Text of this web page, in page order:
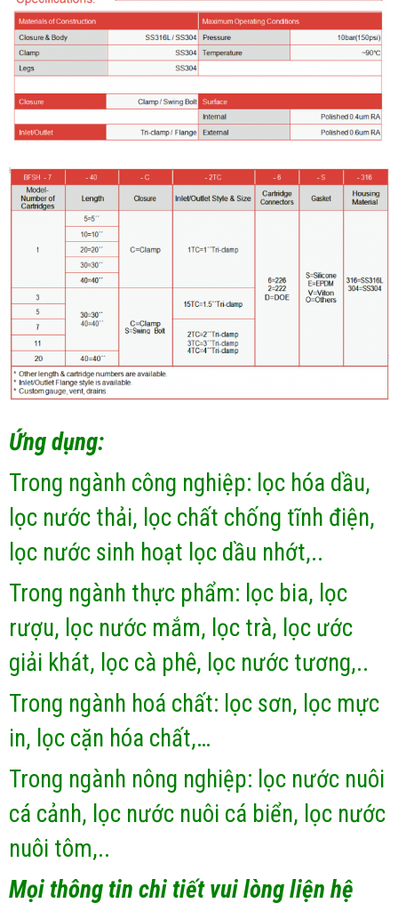
Ứng dụng:
Trong ngành công nghiệp: lọc hóa dầu,
lọc nước thải, lọc chất chống tĩnh điện,
lọc nước sinh hoạt lọc dầu nhớt,..
Trong ngành thực phẩm: lọc bia, lọc
rượu, lọc nước mắm, lọc trà, lọc ước
giải khát, lọc cà phê, lọc nước tương,..
Trong ngành hoá chất: lọc sơn, lọc mực
in, lọc cặn hóa chất,…
Trong ngành nông nghiệp: lọc nước nuôi
cá cảnh, lọc nước nuôi cá biển, lọc nước
nuôi tôm,..
Mọi thông tin chi tiết vui lòng liện hệ